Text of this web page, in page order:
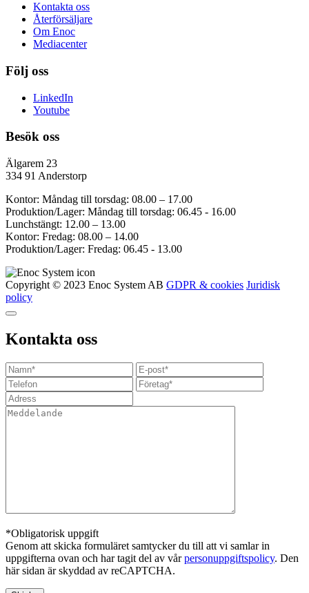
Kontakta oss
Återförsäljare
Om Enoc
Mediacenter
Följ oss
LinkedIn
Youtube
Besök oss
Älgarem 23
334 91 Anderstorp
Kontor: Måndag till torsdag: 08.00 – 17.00
Produktion/Lager: Måndag till torsdag: 06.45 - 16.00
Lunchstängt: 12.00 – 13.00
Kontor: Fredag: 08.00 – 14.00
Produktion/Lager: Fredag: 06.45 - 13.00
Copyright © 2023 Enoc System AB GDPR & cookies Juridisk
policy
Kontakta oss
*Obligatorisk uppgift
Genom att skicka formuläret samtycker du till att vi samlar in
uppgifterna ovan och har tagit del av vårpersonuppgiftspolicy. Den
här sidan är skyddad av reCAPTCHA.